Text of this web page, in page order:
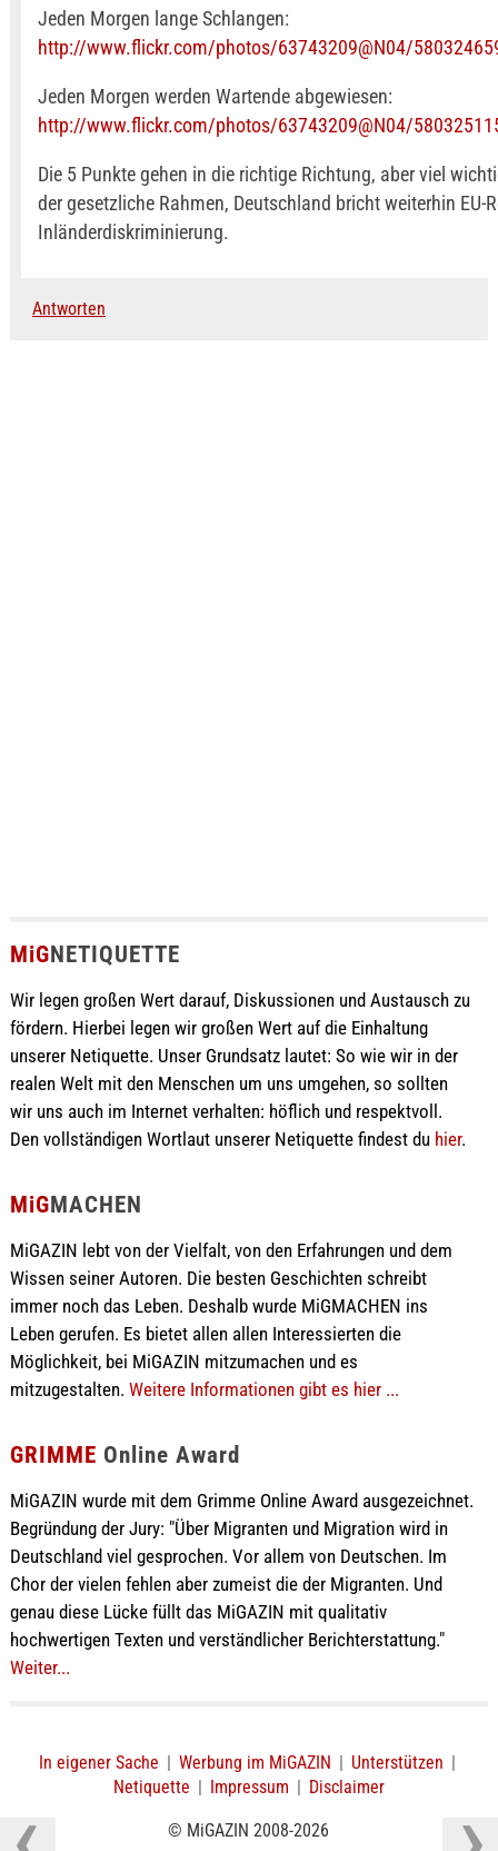
Jeden Morgen lange Schlangen:
http://www.flickr.com/photos/63743209@N04/
Jeden Morgen werden Wartende abgewiesen:
http://www.flickr.com/photos/63743209@N04/
Die 5 Punkte gehen in die richtige Richtung, aber viel
der gesetzliche Rahmen, Deutschland bricht weiterhin EU-
Inländerdiskriminierung.
Antworten
MiGNETIQUETTE
Wir legen großen Wert darauf, Diskussionen und Austausch zu
fördern. Hierbei legen wir großen Wert auf die Einhaltung
unserer Netiquette. Unser Grundsatz lautet: So wie wir in der
realen Welt mit den Menschen um uns umgehen, so sollten
wir uns auch im Internet verhalten: höflich und respektvoll.
Den vollständigen Wortlaut unserer Netiquette findest du hier.
MiGMACHEN
MiGAZIN lebt von der Vielfalt, von den Erfahrungen und dem
Wissen seiner Autoren. Die besten Geschichten schreibt
immer noch das Leben. Deshalb wurde MiGMACHEN ins
Leben gerufen. Es bietet allen allen Interessierten die
Möglichkeit, bei MiGAZIN mitzumachen und es
mitzugestalten. Weitere Informationen gibt es hier ...
GRIMME Online Award
MiGAZIN wurde mit dem Grimme Online Award ausgezeichnet.
Begründung der Jury: "Über Migranten und Migration wird in
Deutschland viel gesprochen. Vor allem von Deutschen. Im
Chor der vielen fehlen aber zumeist die der Migranten. Und
genau diese Lücke füllt das MiGAZIN mit qualitativ
hochwertigen Texten und verständlicher Berichterstattung."
Weiter...
In eigener Sache | Werbung im MiGAZIN | Unterstützen |
Netiquette | Impressum | Disclaimer
© MiGAZIN 2008-2026